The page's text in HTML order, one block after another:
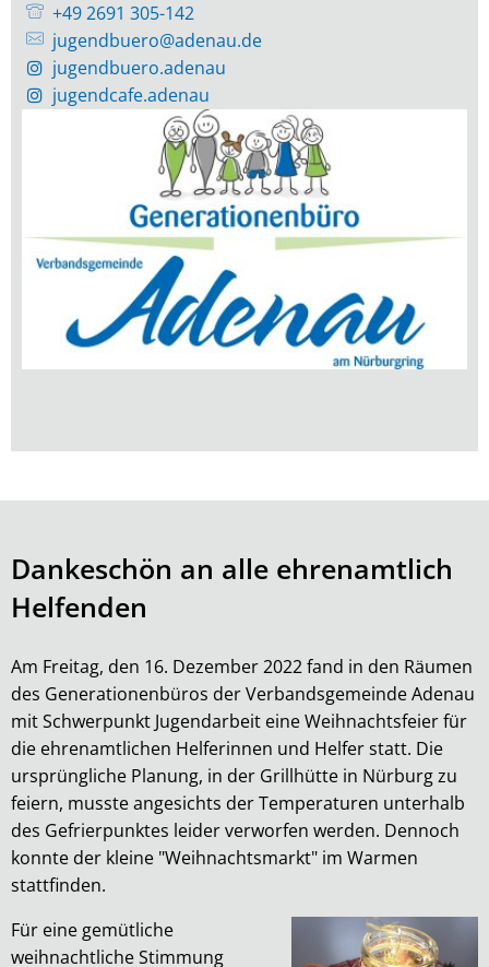
+49 2691 305-142
jugendbuero@adenau.de
jugendbuero.adenau
jugendcafe.adenau
Dankeschön an alle ehrenamtlich
Helfenden
Am Freitag, den 16. Dezember 2022 fand in den Räumen
des Generationenbüros der Verbandsgemeinde Adenau
mit Schwerpunkt Jugendarbeit eine Weihnachtsfeier für
die ehrenamtlichen Helferinnen und Helfer statt. Die
ursprüngliche Planung, in der Grillhütte in Nürburg zu
feiern, musste angesichts der Temperaturen unterhalb
des Gefrierpunktes leider verworfen werden. Dennoch
konnte der kleine "Weihnachtsmarkt" im Warmen
stattfinden.
Für eine gemütliche
weihnachtliche Stimmung